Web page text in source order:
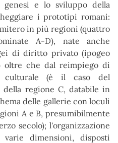
e lo sviluppo della
i prototipi romani:
in più regioni (quattro
A-D), nate anche
di diritto privato (ipogeo
oltre che dal reimpiego di
culturale (è il caso del
della regione C, databile in
delle gallerie con loculi
A e B, presumibilmente
secolo); l'organizzazione
dimensioni, disposti